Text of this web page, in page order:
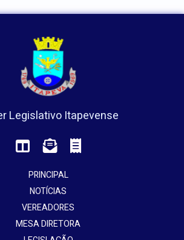
Legislativo Itapevense
PRINCIPAL
NOTÍCIAS
VEREADORES
MESA DIRETORA